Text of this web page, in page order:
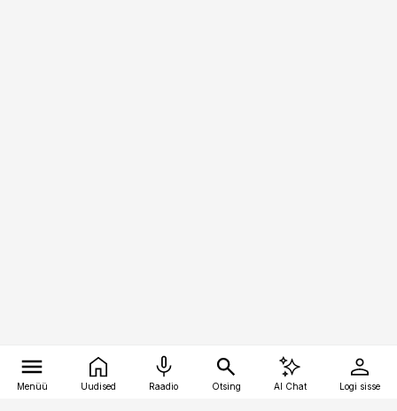
Menüü Uudised Raadio Otsing AI Chat Logi sisse